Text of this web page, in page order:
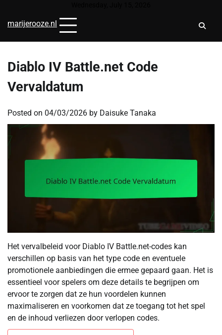
content
marijerooze.nl
Diablo IV Battle.net Code
Vervaldatum
Posted on 04/03/2026 by Daisuke Tanaka
Het vervalbeleid voor Diablo IV Battle.net-codes kan
verschillen op basis van het type code en eventuele
promotionele aanbiedingen die ermee gepaard gaan. Het is
essentieel voor spelers om deze details te begrijpen om
ervoor te zorgen dat ze hun voordelen kunnen
maximaliseren en voorkomen dat ze toegang tot het spel
en de inhoud verliezen door verlopen codes.